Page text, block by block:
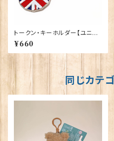
トークン・キーホルダー【ユニオ
ンジャック】Elgate Products
90116（59394）
¥660
同じカテ